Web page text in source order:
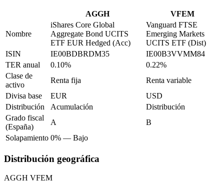
AGGH VFEM
Nombre
iShares Core Global
Aggregate Bond UCITS
ETF EUR Hedged (Acc)
Vanguard FTSE
Emerging Markets
UCITS ETF (Dist)
ISIN
IE00BDBRDM35
IE00B3VVMM84
TER anual
0.10%
0.22%
Clase de
activo
Renta fija
Renta variable
Divisa base
EUR
USD
Distribución
Acumulación
Distribución
Grado fiscal
(España)
A
B
Solapamiento 0% — Bajo
Distribución geográfica
AGGH VFEM